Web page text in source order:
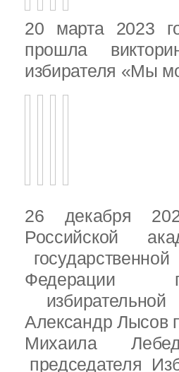
20 марта 2023
прошла
избирателя «Мы
26 декабря
Российской
Федерации
Александр Лысов
Михаила
председателя